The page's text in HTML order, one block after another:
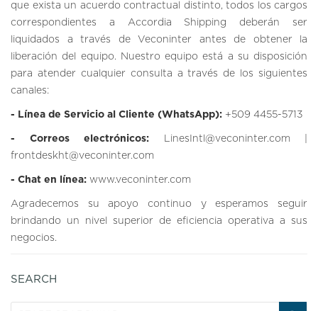
que exista un acuerdo contractual distinto, todos los cargos
correspondientes a Accordia Shipping deberán ser
liquidados a través de Veconinter antes de obtener la
liberación del equipo. Nuestro equipo está a su disposición
para atender cualquier consulta a través de los siguientes
canales:
- Línea de Servicio al Cliente (WhatsApp): +509 4455-5713
- Correos electrónicos: LinesIntl@veconinter.com |
frontdeskht@veconinter.com
- Chat en línea: www.veconinter.com
Agradecemos su apoyo continuo y esperamos seguir
brindando un nivel superior de eficiencia operativa a sus
negocios.
SEARCH